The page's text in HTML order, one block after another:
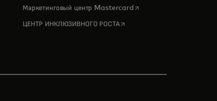
Маркетинговый центр Mastercardopens in a new tab
ЦЕНТР ИНКЛЮЗИВНОГО РОСТАopens in a new tab